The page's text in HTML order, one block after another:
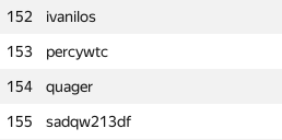
152
ivanilos
153
percywtc
154
quager
155
sadqw213df